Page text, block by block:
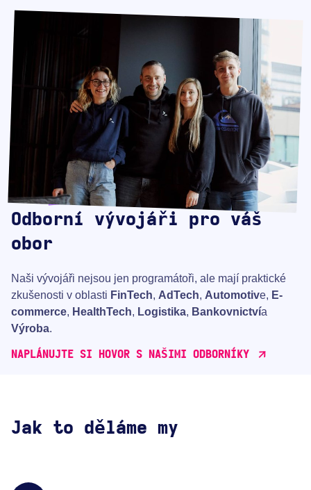
Odborní vývojáři pro váš
obor
Naši vývojáři nejsou jen programátoři, ale mají praktické
zkušenosti v oblasti FinTech, AdTech, Automotive, E-
commerce, HealthTech, Logistika, Bankovnictvía
Výroba.
NAPLÁNUJTE SI HOVOR S NAŠIMI ODBORNÍKY
Jak to děláme my